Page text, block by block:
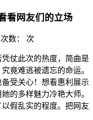
看网友们的立场
数： 次
仗此次的热度，简曲是
竟难逃被遗忘的命运。
受关心！想看惠利展示
的多样魅力冷艳大师。
假乱实的程度。把网友